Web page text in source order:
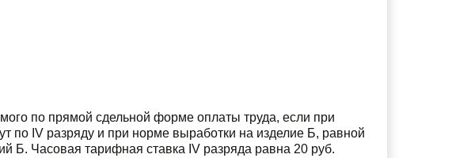
по прямой сдельной форме оплаты труда, если при
по IV разряду и при норме выработки на изделие Б, равной
Б. Часовая тарифная ставка IV разряда равна 20 руб.